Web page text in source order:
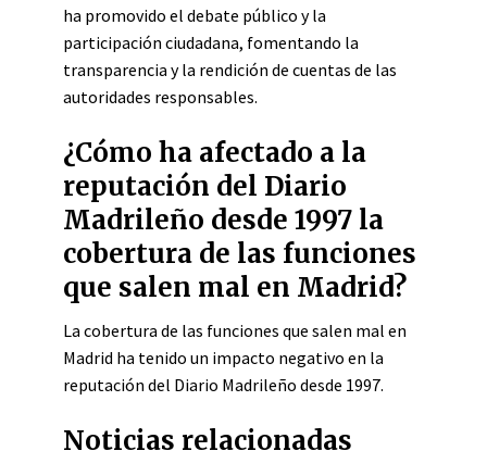
ha promovido el debate público y la
participación ciudadana, fomentando la
transparencia y la rendición de cuentas de las
autoridades responsables.
¿Cómo ha afectado a la
reputación del Diario
Madrileño desde 1997 la
cobertura de las funciones
que salen mal en Madrid?
La cobertura de las funciones que salen mal en
Madrid ha tenido un impacto negativo en la
reputación del Diario Madrileño desde 1997.
Noticias relacionadas